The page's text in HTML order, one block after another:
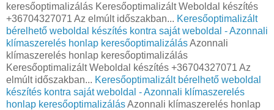
keresőoptimalizálás Keresőoptimalizált Weboldal készítés
+36704327071 Az elmúlt időszakban... Keresőoptimalizált
bérelhető weboldal készítés kontra saját weboldal - Azonnali
klímaszerelés honlap keresőoptimalizálásAzonnali
klímaszerelés honlap keresőoptimalizálás
Keresőoptimalizált Weboldal készítés +36704327071 Az
elmúlt időszakban... Keresőoptimalizált bérelhető weboldal
készítés kontra saját weboldal - Azonnali klímaszerelés
honlap keresőoptimalizálásAzonnali klímaszerelés honlap